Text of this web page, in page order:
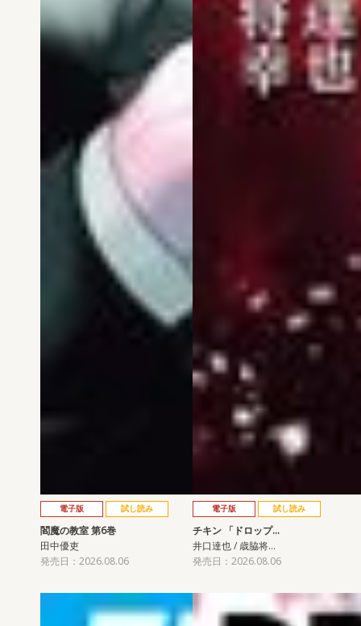
電子版 試し読み
閻魔の教室 第6巻
田中優吏
発売日：2026.08.06
電子版 試し読み
チキン 「ドロップ…
井口達也 / 歳脇将…
発売日：2026.08.06